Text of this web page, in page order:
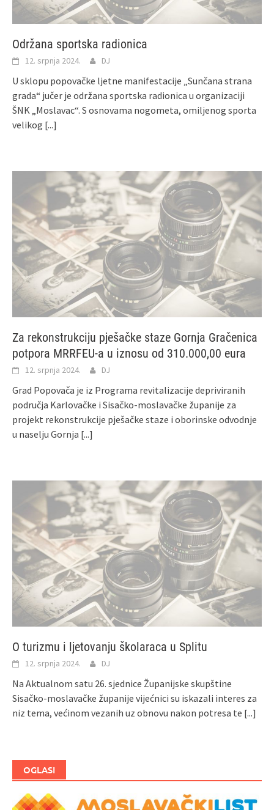
Održana sportska radionica
12. srpnja 2024. DJ
U sklopu popovačke ljetne manifestacije „Sunčana strana
grada“ jučer je održana sportska radionica u organizaciji
ŠNK „Moslavac“. S osnovama nogometa, omiljenog sporta
velikog [...]
Za rekonstrukciju pješačke staze Gornja Gračenica
potpora MRRFEU-a u iznosu od 310.000,00 eura
12. srpnja 2024. DJ
Grad Popovača je iz Programa revitalizacije depriviranih
područja Karlovačke i Sisačko-moslavačke županije za
projekt rekonstrukcije pješačke staze i oborinske odvodnje
u naselju Gornja [...]
O turizmu i ljetovanju školaraca u Splitu
12. srpnja 2024. DJ
Na Aktualnom satu 26. sjednice Županijske skupštine
Sisačko-moslavačke županije vijećnici su iskazali interes za
niz tema, većinom vezanih uz obnovu nakon potresa te [...]
OGLASI